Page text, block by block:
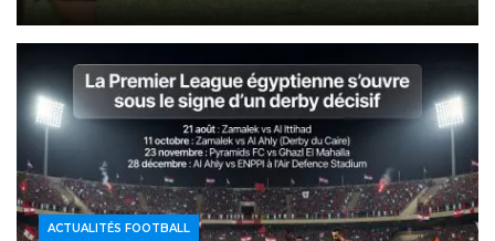
ACTUALITÉS FOOTBALL